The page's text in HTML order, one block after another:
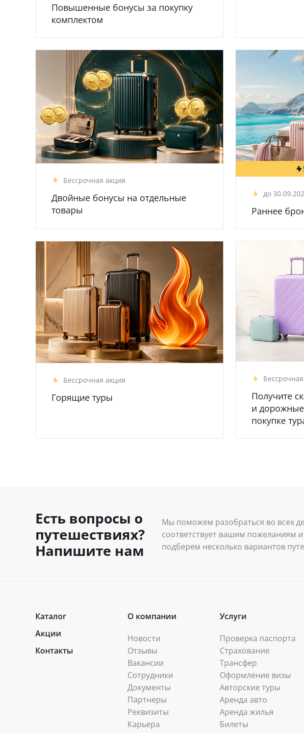
Повышенные бонусы за покупку
комплектом
Бессрочная акция
Двойные бонусы на отдельные
товары
до
Раннее
Бессрочная акция
Горящие туры
Получите
и
покупке
Есть вопросы о
путешествиях?
Напишите нам
Мы поможем разобраться во всех
соответствует вашим пожеланиям
подберем несколько вариантов
Каталог
Акции
Контакты
О компании
Новости
Отзывы
Вакансии
Сотрудники
Документы
Партнеры
Реквизиты
Карьера
Услуги
Проверка паспорта
Страхование
Трансфер
Оформление визы
Авторские туры
Аренда авто
Аренда жилья
Билеты